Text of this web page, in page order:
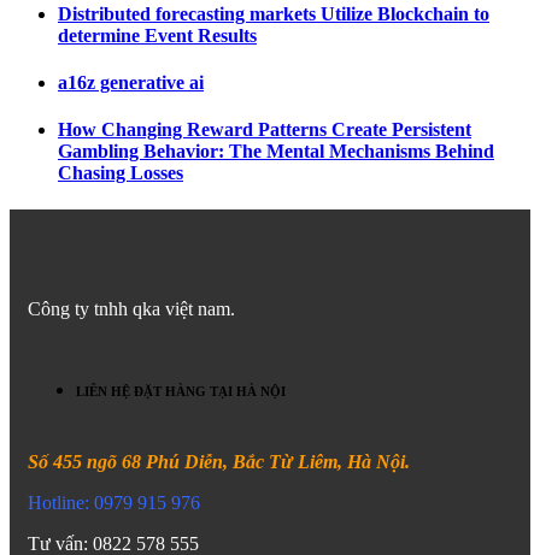
Distributed forecasting markets Utilize Blockchain to
determine Event Results
a16z generative ai
How Changing Reward Patterns Create Persistent
Gambling Behavior: The Mental Mechanisms Behind
Chasing Losses
Công ty tnhh qka việt nam.
LIÊN HỆ ĐẶT HÀNG TẠI HÀ NỘI
Số 455 ngõ 68 Phú Diễn, Bắc Từ Liêm, Hà Nội.
Hotline: 0979 915 976
Tư vấn: 0822 578 555